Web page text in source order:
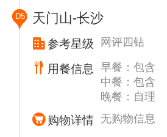
劣天气及特殊原因导致凤凰
览，无费用可退。
2、景区航拍为赠送项目，
下雨/雪或其他因素无法拍
3、凤凰为敞开式民用商业
梳、蜡染、当地小吃等特色
绍，旅游者购物行为为自主
海石林】、【天子阁】、【
点，更有峰林之王的代表—
之姿，使人浩叹大自然的鬼
游览【袁家界核心景区】(
凡达》外景拍摄地——哈利
拉星球--电影《阿凡达》
利路亚山】探寻影视阿凡达
棋布的玄幻莫测世界；观【
D5 天门山-长沙
参考星级 网评四钻
用餐信息
早餐：包含
中餐：包含
晚餐：自理
购物详情 无购物信息